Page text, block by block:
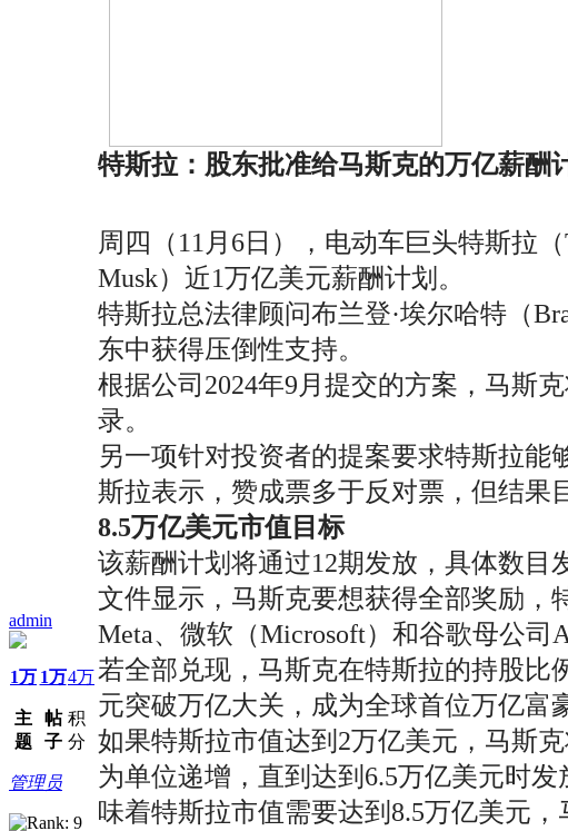
admin
1万
主
题
1万
帖
子
4万
积
分
管理员
特斯拉：股东批准给马斯克的万亿薪酬
周四（11月6日），电动车巨头特斯拉
Musk）近1万亿美元薪酬计划。
特斯拉总法律顾问布兰登·埃尔哈特（
东中获得压倒性支持。
根据公司2024年9月提交的方案，马斯
录。
另一项针对投资者的提案要求特斯拉
斯拉表示，赞成票多于反对票，但结果
8.5万亿美元市值目标
该薪酬计划将通过12期发放，具体数目
文件显示，马斯克要想获得全部奖励
Meta、微软（Microsoft）和谷歌母公司
若全部兑现，马斯克在特斯拉的持股比
元突破万亿大关，成为全球首位万亿富
如果特斯拉市值达到2万亿美元，马斯
为单位递增，直到达到6.5万亿美元时
味着特斯拉市值需要达到8.5万亿美元，